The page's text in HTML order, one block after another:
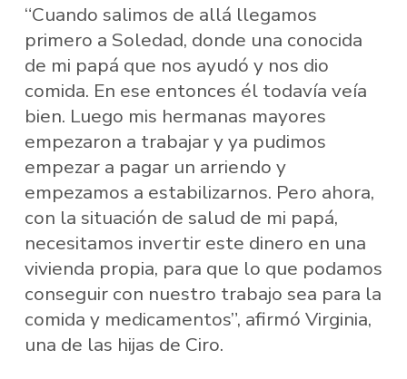
“Cuando salimos de allá llegamos
primero a Soledad, donde una conocida
de mi papá que nos ayudó y nos dio
comida. En ese entonces él todavía veía
bien. Luego mis hermanas mayores
empezaron a trabajar y ya pudimos
empezar a pagar un arriendo y
empezamos a estabilizarnos. Pero ahora,
con la situación de salud de mi papá,
necesitamos invertir este dinero en una
vivienda propia, para que lo que podamos
conseguir con nuestro trabajo sea para la
comida y medicamentos”, afirmó Virginia,
una de las hijas de Ciro.